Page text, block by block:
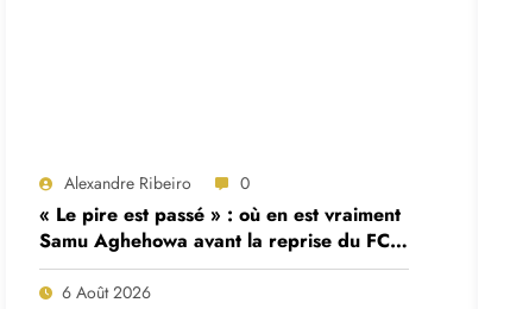
Alexandre Ribeiro 0
« Le pire est passé » : où en est vraiment
Samu Aghehowa avant la reprise du FC
Porto ?
6 Août 2026